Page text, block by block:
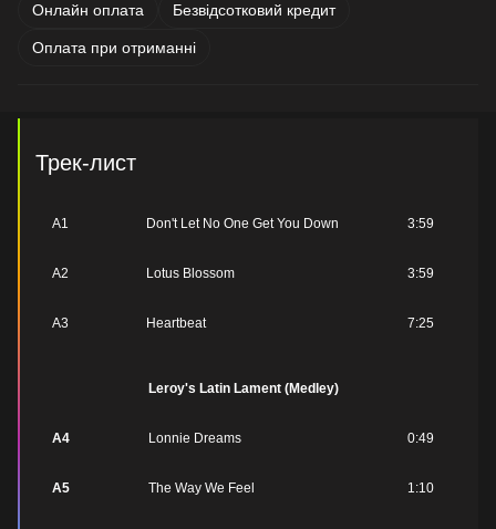
Онлайн оплата Безвідсотковий кредит
Оплата при отриманні
Трек-лист
A1 Don't Let No One Get You Down 3:59
A2 Lotus Blossom 3:59
A3 Heartbeat 7:25
Leroy's Latin Lament (Medley)
A4 Lonnie Dreams 0:49
A5 The Way We Feel 1:10